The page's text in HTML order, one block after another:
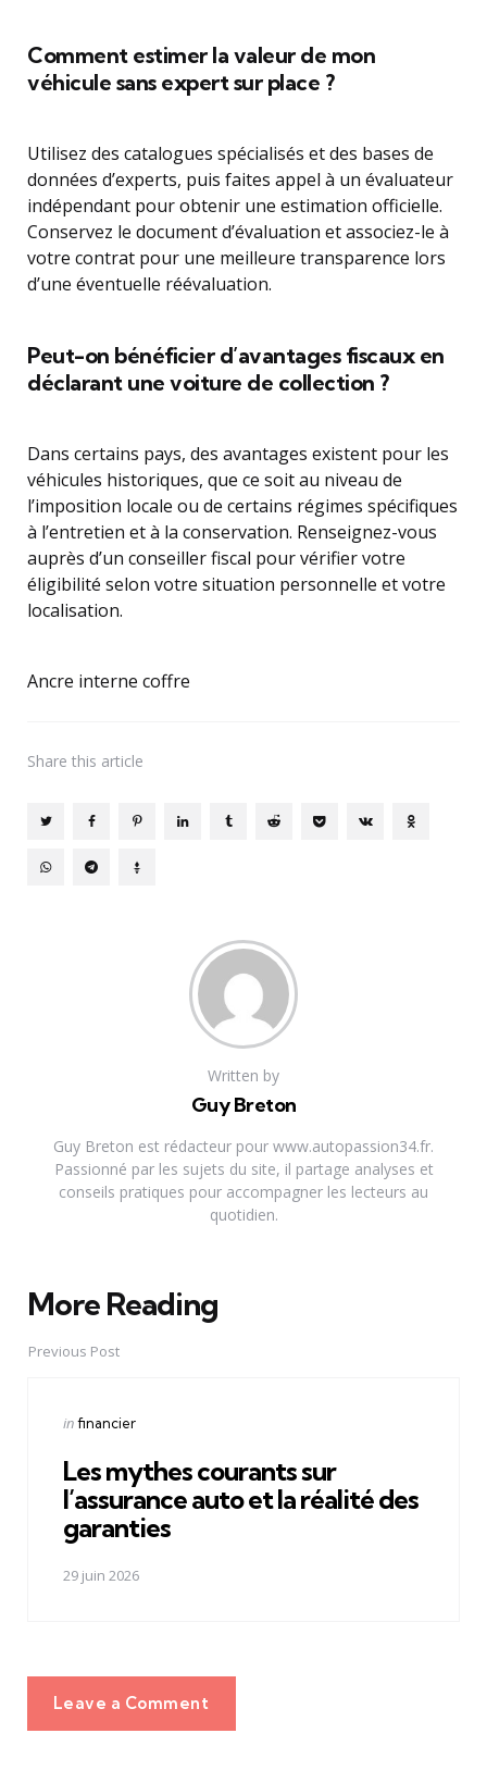
Comment estimer la valeur de mon
véhicule sans expert sur place ?
Utilisez des catalogues spécialisés et des bases de
données d’experts, puis faites appel à un évaluateur
indépendant pour obtenir une estimation officielle.
Conservez le document d’évaluation et associez-le à
votre contrat pour une meilleure transparence lors
d’une éventuelle réévaluation.
Peut-on bénéficier d’avantages fiscaux en
déclarant une voiture de collection ?
Dans certains pays, des avantages existent pour les
véhicules historiques, que ce soit au niveau de
l’imposition locale ou de certains régimes spécifiques
à l’entretien et à la conservation. Renseignez-vous
auprès d’un conseiller fiscal pour vérifier votre
éligibilité selon votre situation personnelle et votre
localisation.
Ancre interne coffre
Share this article
Written by
Guy Breton
Guy Breton est rédacteur pour www.autopassion34.fr.
Passionné par les sujets du site, il partage analyses et
conseils pratiques pour accompagner les lecteurs au
quotidien.
More Reading
Post
navigation
Previous Post
Posted
infinancier
Les mythes courants sur
l’assurance auto et la réalité des
garanties
29 juin 2026
Leave a Comment